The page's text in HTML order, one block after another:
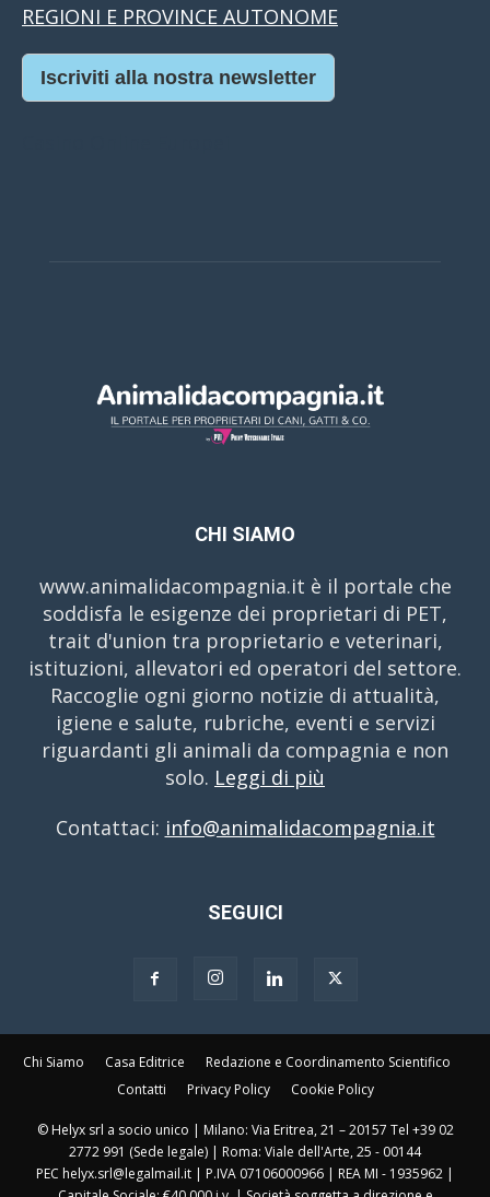
REGIONI E PROVINCE AUTONOME
Iscriviti alla nostra newsletter
CHI SIAMO
www.animalidacompagnia.it è il portale che
soddisfa le esigenze dei proprietari di PET,
trait d'union tra proprietario e veterinari,
istituzioni, allevatori ed operatori del settore.
Raccoglie ogni giorno notizie di attualità,
igiene e salute, rubriche, eventi e servizi
riguardanti gli animali da compagnia e non
solo. Leggi di più
Contattaci: info@animalidacompagnia.it
SEGUICI
Chi Siamo Casa Editrice
Redazione e Coordinamento Scientifico
Contatti
Privacy Policy Cookie Policy
© Helyx srl a socio unico | Milano: Via Eritrea, 21 – 20157 Tel +39 02
2772 991 (Sede legale) | Roma: Viale dell'Arte, 25 - 00144
PEC helyx.srl@legalmail.it | P.IVA 07106000966 | REA MI - 1935962 |